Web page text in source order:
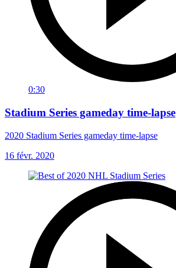
0:30
Stadium Series gameday time-lapse
2020 Stadium Series gameday time-lapse
16 févr. 2020